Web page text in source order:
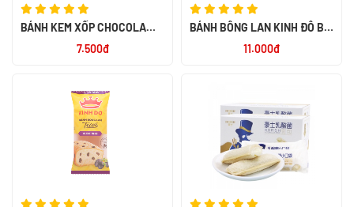
BÁNH KEM XỐP CHOCOLA
NK INDONESIA7.500đ
BÁNH BÔNG LAN KINH ĐÔ BƠ
11.000đ